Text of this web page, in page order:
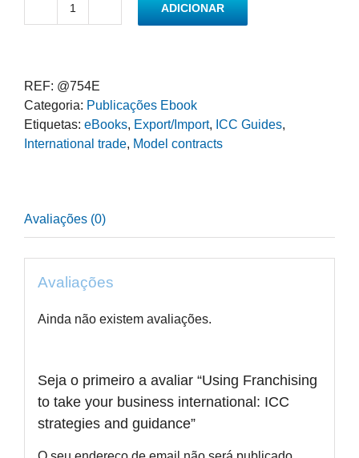
Quantidade
to
take
your
business
and
ADICIONAR
REF: @754E
Categoria: Publicações Ebook
Etiquetas: eBooks, Export/Import, ICC Guides,
International trade, Model contracts
Avaliações (0)
Avaliações
Ainda não existem avaliações.
Seja o primeiro a avaliar “Using Franchising
to take your business international: ICC
strategies and guidance”